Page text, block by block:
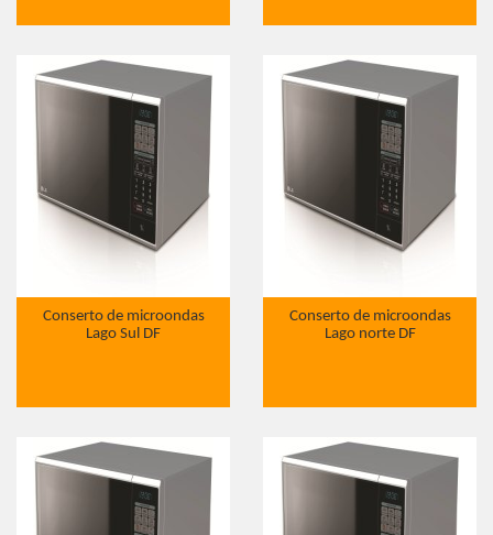
Conserto de microondas
Lago Sul DF
Conserto de microondas
Lago norte DF